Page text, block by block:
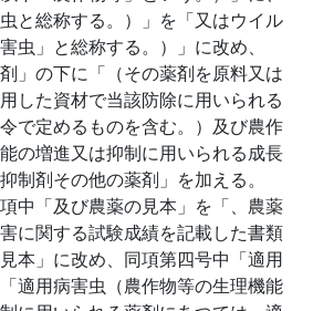
虫と総称する。）」を「又はウイル
虫」と総称する。）」に改め、
剤」の下に「（その薬剤を原料又は
した資材で当該防除に用いられる
で定めるものを含む。）及び農作
の増進又は抑制に用いられる成長
制剤その他の薬剤」を加える。
中「及び農薬の見本」を「、農薬
に関する試験成績を記載した書類
本」に改め、同項第四号中「適用
適用病害虫（農作物等の生理機能